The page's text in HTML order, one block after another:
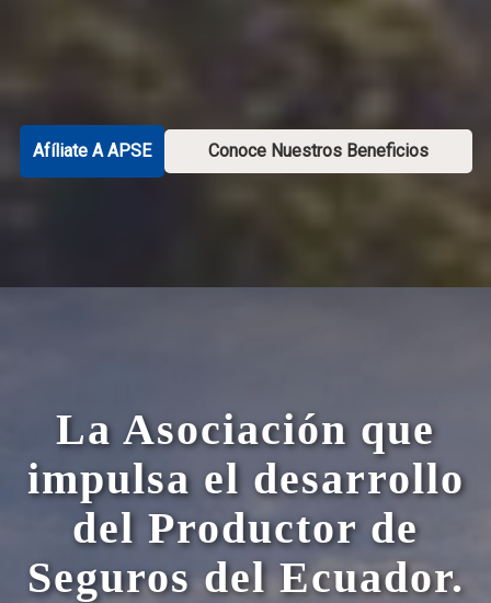
Afíliate A APSE Conoce Nuestros Beneficios
La Asociación que
impulsa el desarrollo
del Productor de
Seguros del Ecuador.